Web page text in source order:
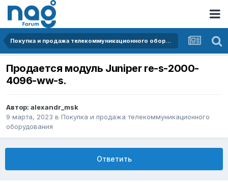
Покупка и продажа телекоммуникационного оборудования
Продается модуль Juniper re-s-2000-
4096-ww-s.
Автор: alexandr_msk
9 марта, 2023 в Покупка и продажа телекоммуникационного
оборудования
Ответить